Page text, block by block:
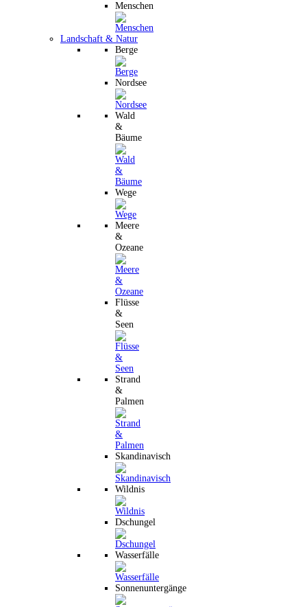
Menschen
Landschaft & Natur
Berge
Nordsee
Wald
&
Bäume
Wege
Meere
&
Ozeane
Flüsse
&
Seen
Strand
&
Palmen
Skandinavisch
Wildnis
Dschungel
Wasserfälle
Sonnenuntergänge